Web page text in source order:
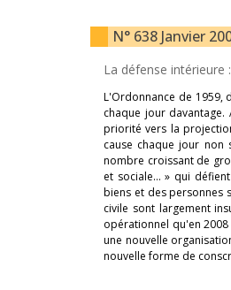
N° 638 Janvier
La défense intérieure
L'Ordonnance de 1959,
chaque jour
priorité vers la
cause chaque jour non
nombre croissant de
et sociale... » qui
biens et des personnes
civile sont largement
opérationnel qu'en
une nouvelle
nouvelle forme de